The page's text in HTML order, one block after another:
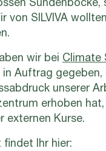
Sündenböcke,
von SILVIVA
wir bei Climate
in Auftrag gegeben,
unserer
erhoben
externen Kurse.
findet Ihr hier: